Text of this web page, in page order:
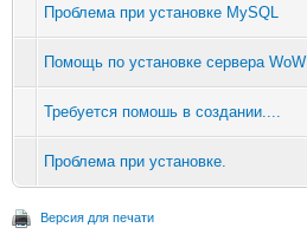
Проблема при установке MySQL
Помощь по установке сервера WoW
Требуется помошь в создании....
Проблема при установке.
Версия для печати